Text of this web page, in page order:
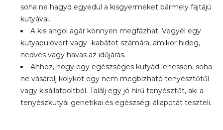
soha ne hagyd egyedül a kisgyermeket bármely fajtájú
kutyával.
A kis angol agár könnyen megfázhat. Vegyél egy
kutyapulóvert vagy -kabátot számára, amikor hideg,
nedves vagy havas az időjárás.
Ahhoz, hogy egy egészséges kutyád lehessen, soha
ne vásárolj kölyköt egy nem megbízható tenyésztőtől
vagy kisállatboltból. Találj egy jó hírű tenyésztőt, aki a
tenyészkutyái genetikai és egészségi állapotát teszteli.